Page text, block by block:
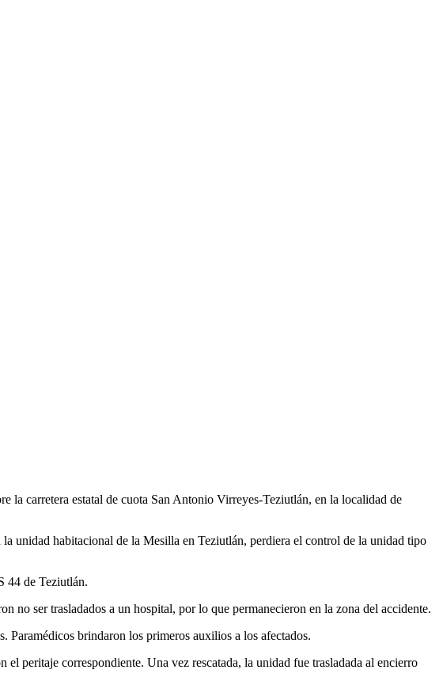
la carretera estatal de cuota San Antonio Virreyes-Teziutlán, en la localidad de
unidad habitacional de la Mesilla en Teziutlán, perdiera el control de la unidad tipo
44 de Teziutlán.
no ser trasladados a un hospital, por lo que permanecieron en la zona del accidente.
brindaron los primeros auxilios a los afectados.
peritaje correspondiente. Una vez rescatada, la unidad fue trasladada al encierro